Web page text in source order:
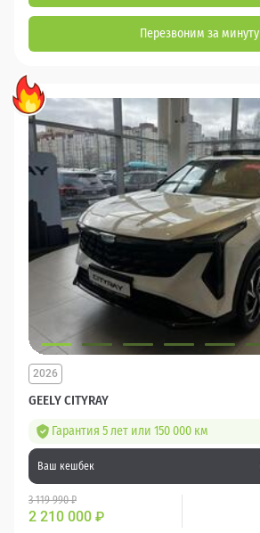
Перезвоним за минуту
GEELY CITYRAY
2026
Гарантия 5 лет или 150 000 км
Ваш кешбек
3 119 990 ₽
2 210 000 ₽